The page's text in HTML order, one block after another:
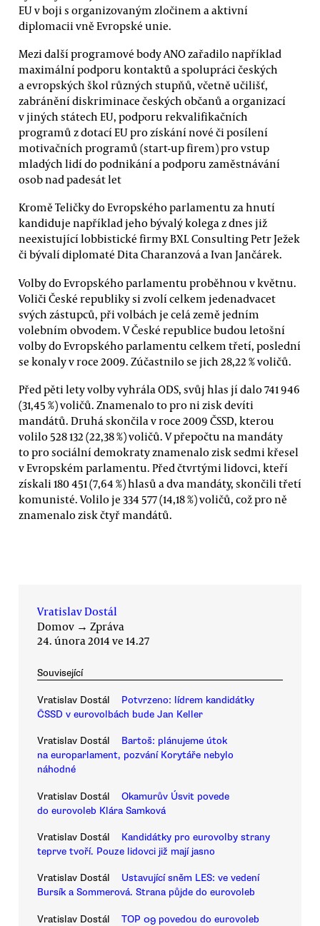
EU v boji s organizovaným zločinem a aktivní
diplomacii vně Evropské unie.
Mezi další programové body ANO zařadilo například
maximální podporu kontaktů a spolupráci českých
a evropských škol různých stupňů, včetně učilišť,
zabránění diskriminace českých občanů a organizací
v jiných státech EU, podporu rekvalifikačních
programů z dotací EU pro získání nové či posílení
motivačních programů (start-up firem) pro vstup
mladých lidí do podnikání a podporu zaměstnávání
osob nad padesát let
Kromě Teličky do Evropského parlamentu za hnutí
kandiduje například jeho bývalý kolega z dnes již
neexistující lobbistické firmy BXL Consulting Petr Ježek
či bývalí diplomaté Dita Charanzová a Ivan Jančárek.
Volby do Evropského parlamentu proběhnou v květnu.
Voliči České republiky si zvolí celkem jedenadvacet
svých zástupců, při volbách je celá země jedním
volebním obvodem. V České republice budou letošní
volby do Evropského parlamentu celkem třetí, poslední
se konaly v roce 2009. Zúčastnilo se jich 28,22 % voličů.
Před pěti lety volby vyhrála ODS, svůj hlas jí dalo 741 946
(31,45 %) voličů. Znamenalo to pro ni zisk devíti
mandátů. Druhá skončila v roce 2009 ČSSD, kterou
volilo 528 132 (22,38 %) voličů. V přepočtu na mandáty
to pro sociální demokraty znamenalo zisk sedmi křesel
v Evropském parlamentu. Před čtvrtými lidovci, kteří
získali 180 451 (7,64 %) hlasů a dva mandáty, skončili třetí
komunisté. Volilo je 334 577 (14,18 %) voličů, což pro ně
znamenalo zisk čtyř mandátů.
Vratislav Dostál
Domov → Zpráva
24. února 2014 ve 14.27
Související
Vratislav Dostál
Potvrzeno: lídrem kandidátky
ČSSD v eurovolbách bude Jan Keller
Vratislav Dostál
Bartoš: plánujeme útok
na europarlament, pozvání Korytáře nebylo
náhodné
Vratislav Dostál
Okamurův Úsvit povede
do eurovoleb Klára Samková
Vratislav Dostál
Kandidátky pro eurovolby strany
teprve tvoří. Pouze lidovci již mají jasno
Vratislav Dostál
Ustavující sněm LES: ve vedení
Bursík a Sommerová. Strana půjde do eurovoleb
Vratislav Dostál
TOP 09 povedou do eurovoleb